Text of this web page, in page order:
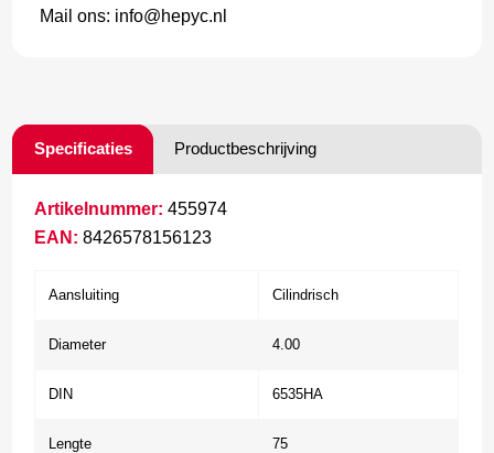
Mail ons: info@hepyc.nl
Specificaties Productbeschrijving
Artikelnummer: 455974
EAN: 8426578156123
Aansluiting Cilindrisch
Diameter 4.00
DIN 6535HA
Lengte 75